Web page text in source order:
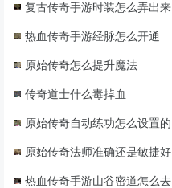
复古传奇手游时装怎么弄出来
热血传奇手游经脉怎么开通
原始传奇怎么提升魔法
传奇道士什么毒掉血
原始传奇自动练功怎么设置的
原始传奇法师准确还是敏捷好
热血传奇手游山谷密道怎么去